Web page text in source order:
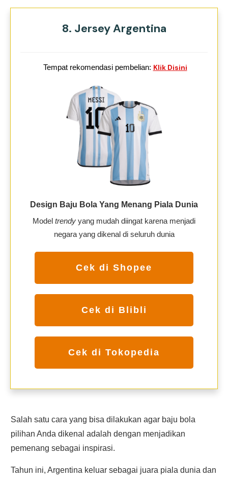
8. Jersey Argentina
Tempat rekomendasi pembelian: Klik Disini
Design Baju Bola Yang Menang Piala Dunia
Model trendy yang mudah diingat karena menjadi
negara yang dikenal di seluruh dunia
Cek di Shopee
Cek di Blibli
Cek di Tokopedia
Salah satu cara yang bisa dilakukan agar baju bola
pilihan Anda dikenal adalah dengan menjadikan
pemenang sebagai inspirasi.
Tahun ini, Argentina keluar sebagai juara piala dunia dan